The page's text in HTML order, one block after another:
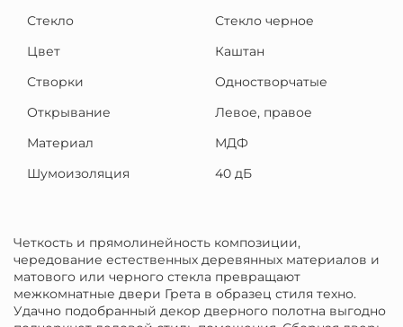
Стекло
Стекло черное
Цвет
Каштан
Створки
Одностворчатые
Открывание
Левое, правое
Материал
МДФ
Шумоизоляция
40 дБ
Четкость и прямолинейность композиции,
чередование естественных деревянных материалов и
матового или черного стекла превращают
межкомнатные двери Грета в образец стиля техно.
Удачно подобранный декор дверного полотна выгодно